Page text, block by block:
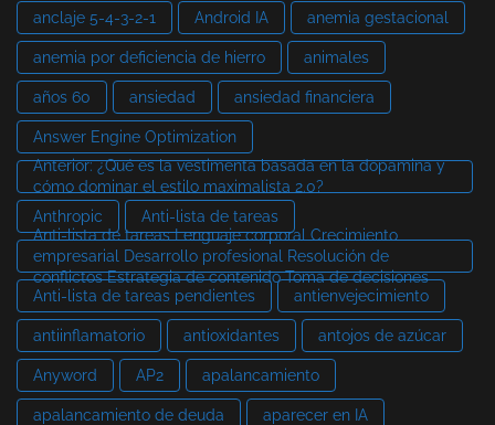
anclaje 5-4-3-2-1 Android IA anemia gestacional
anemia por deficiencia de hierro animales
años 60 ansiedad ansiedad financiera
Answer Engine Optimization
Anterior: ¿Qué es la vestimenta basada en la dopamina y
cómo dominar el estilo maximalista 2.0?
Anthropic
Anti-lista de tareas
Anti-lista de tareas Lenguaje corporal Crecimiento
empresarial Desarrollo profesional Resolución de
conflictos Estrategia de contenido Toma de decisiones
Anti-lista de tareas pendientes
antienvejecimiento
antiinflamatorio antioxidantes antojos de azúcar
Anyword AP2 apalancamiento
apalancamiento de deuda aparecer en IA